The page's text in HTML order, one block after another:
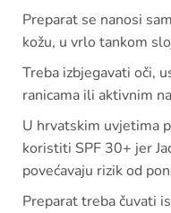
Preparat se nanosi
kožu, u vrlo tankom
Treba izbjegavati oči,
ranicama ili aktivnim
U hrvatskim uvjetima
koristiti SPF 30+ jer
povećavaju rizik od
Preparat treba čuvati